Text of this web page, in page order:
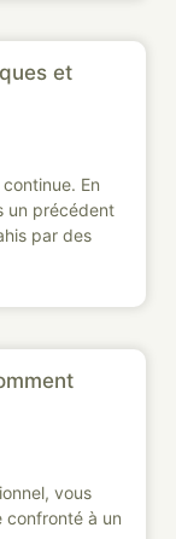
et
En
un précédent
par des
vous
confronté à un